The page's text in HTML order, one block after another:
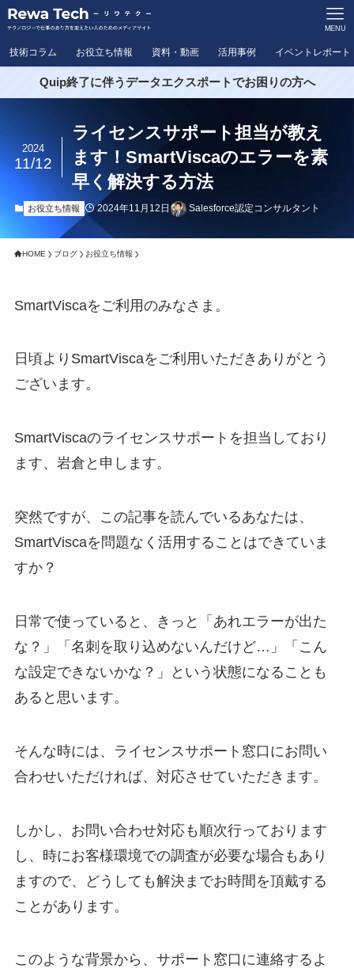
MENU
技術コラム お役立ち情報 資料・動画 活用事例 イベントレポート
Quip終了に伴うデータエクスポートでお困りの方へ
ライセンスサポート担当が教え
ます！SmartViscaのエラーを素
早く解決する方法
2024
11/12
お役立ち情報 2024年11月12日 Salesforce認定コンサルタント
HOME ブログ お役立ち情報
SmartViscaをご利用のみなさま。
日頃よりSmartViscaをご利用いただきありがとう
ございます。
SmartViscaのライセンスサポートを担当しており
ます、岩倉と申します。
突然ですが、この記事を読んでいるあなたは、
SmartViscaを問題なく活用することはできていま
すか？
日常で使っていると、きっと「あれエラーが出た
な？」「名刺を取り込めないんだけど…」「こん
な設定できないかな？」という状態になることも
あると思います。
そんな時には、ライセンスサポート窓口にお問い
合わせいただければ、対応させていただきます。
しかし、お問い合わせ対応も順次行っております
し、時にお客様環境での調査が必要な場合もあり
ますので、どうしても解決までお時間を頂戴する
ことがあります。
このような背景から、サポート窓口に連絡するよ